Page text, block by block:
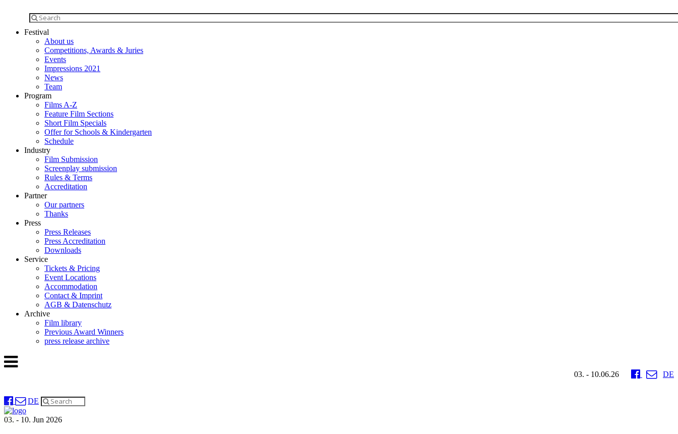
Festival
About us
Competitions, Awards & Juries
Events
Impressions 2021
News
Team
Program
Films A-Z
Feature Film Sections
Short Film Specials
Offer for Schools & Kindergarten
Schedule
Industry
Film Submission
Screenplay submission
Rules & Terms
Accreditation
Partner
Our partners
Thanks
Press
Press Releases
Press Accreditation
Downloads
Service
Tickets & Pricing
Event Locations
Accommodation
Contact & Imprint
AGB & Datenschutz
Archive
Film library
Previous Award Winners
press release archive
03. - 10.06.26 DE
DE
03. - 10. Jun 2026